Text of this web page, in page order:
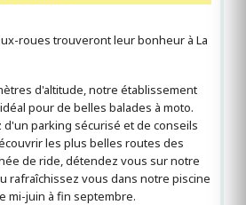
roues trouveront leur bonheur à La
d'altitude, notre établissement
pour de belles balades à moto.
parking sécurisé et de conseils
les plus belles routes des
de ride, détendez vous sur notre
rafraîchissez vous dans notre piscine
mi-juin à fin septembre.